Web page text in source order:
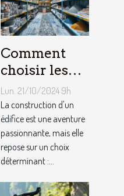
Comment
choisir les
matériaux de
construction
adaptés à
votre projet
Lun. 21/10/2024 9h
La construction d'un
édifice est une aventure
passionnante, mais elle
repose sur un choix
déterminant :...